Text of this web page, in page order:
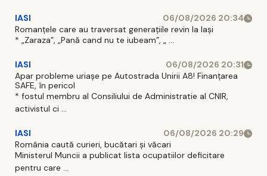
IASI
06/08/2026 20:34
Romanțele care au traversat generațiile revin la Iași
* „Zaraza”, „Pană cand nu te iubeam”, „ ...
IASI
06/08/2026 20:31
Apar probleme uriașe pe Autostrada Unirii A8! Finanțarea
SAFE, în pericol
* fostul membru al Consiliului de Administratie al CNIR,
activistul ci ...
IASI
06/08/2026 20:29
România caută curieri, bucătari și văcari
Ministerul Muncii a publicat lista ocupatiilor deficitare
pentru care ...